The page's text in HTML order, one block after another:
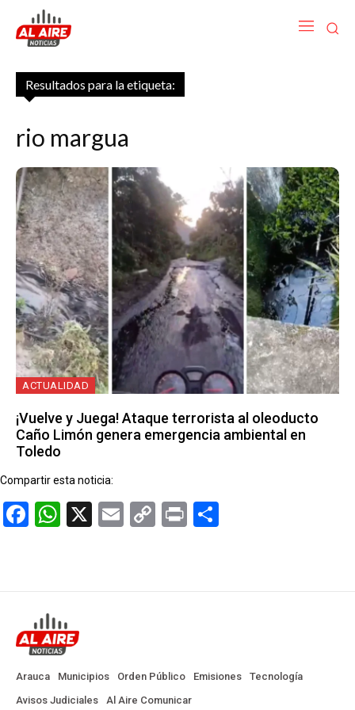
Resultados para la etiqueta:
rio margua
ACTUALIDAD
¡Vuelve y Juega! Ataque terrorista al oleoducto
Caño Limón genera emergencia ambiental en
Toledo
Compartir esta noticia:
Facebook
WhatsApp
X EmailCopy
Print
Arauca Municipios Orden Público Emisiones
Tecnología
Avisos Judiciales
Al Aire Comunicar